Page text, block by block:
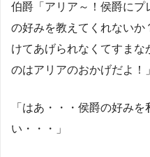
伯爵「アリア～！侯爵に
の好みを教えてくれない
けてあげられなくてすまな
のはアリアのおかげだよ！」
「はあ・・・侯爵の好み
い・・・」